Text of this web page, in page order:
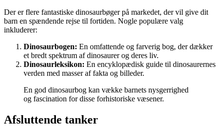
Der er flere fantastiske dinosaurbøger på markedet, der vil give dit
barn en spændende rejse til fortiden. Nogle populære valg
inkluderer:
Dinosaurbogen: En omfattende og farverig bog, der dækker
et bredt spektrum af dinosaurer og deres liv.
Dinosaurleksikon: En encyklopædisk guide til dinosaurernes
verden med masser af fakta og billeder.
En god dinosaurbog kan vække barnets nysgerrighed
og fascination for disse forhistoriske væsener.
Afsluttende tanker